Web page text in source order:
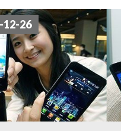
12-26